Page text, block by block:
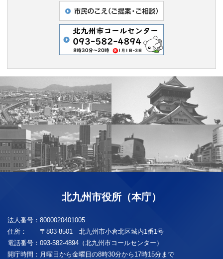
北九州市役所（本庁）
法人番号： 8000020401005
住所：
〒803-8501 北九州市小倉北区城内1番1号
電話番号： 093-582-4894（北九州市コールセンター）
開庁時間： 月曜日から金曜日の8時30分から17時15分まで